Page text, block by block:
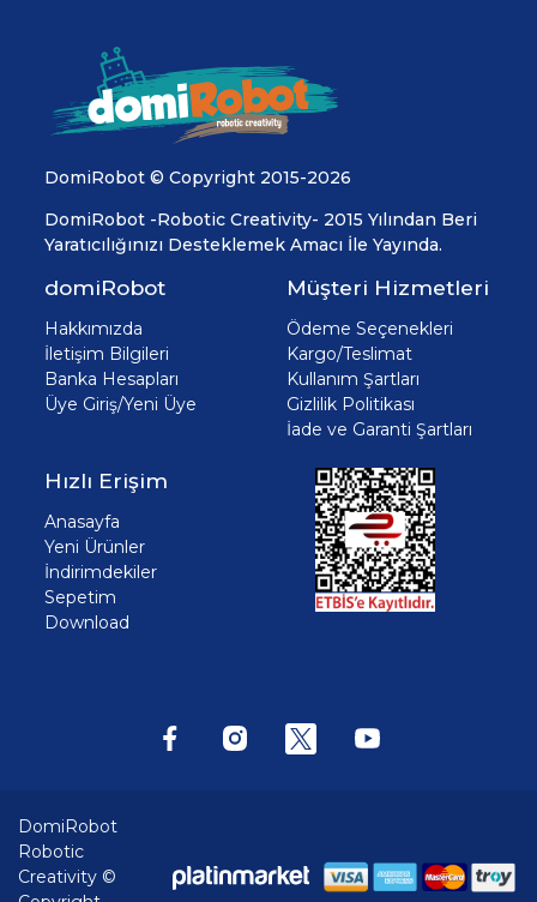
DomiRobot © Copyright 2015-2026
DomiRobot -Robotic Creativity- 2015 Yılından Beri
Yaratıcılığınızı Desteklemek Amacı İle Yayında.
domiRobot
Hakkımızda
İletişim Bilgileri
Banka Hesapları
Üye Giriş/Yeni Üye
Müşteri Hizmetleri
Ödeme Seçenekleri
Kargo/Teslimat
Kullanım Şartları
Gizlilik Politikası
İade ve Garanti Şartları
Hızlı Erişim
Anasayfa
Yeni Ürünler
İndirimdekiler
Sepetim
Download
DomiRobot
Robotic
Creativity ©